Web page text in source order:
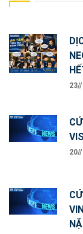
navigation